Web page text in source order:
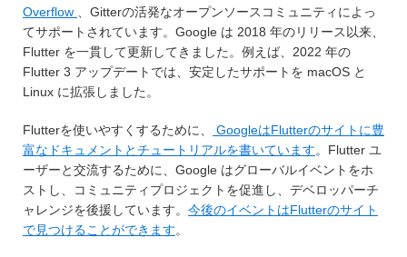
Overflow
、Gitterの活発なオープンソースコミュニティによっ
てサポートされています。Google は 2018 年のリリース以来、
Flutter を一貫して更新してきました。例えば、2022 年の
Flutter 3 アップデートでは、安定したサポートを macOS と
Linux に拡張しました。
Flutterを使いやすくするために、
GoogleはFlutterのサイトに豊
富なドキュメントとチュートリアルを書いています。Flutter ユ
ーザーと交流するために、Google はグローバルイベントをホ
ストし、コミュニティプロジェクトを促進し、デベロッパーチ
ャレンジを後援しています。 今後のイベントはFlutterのサイト
で見つけることができます。